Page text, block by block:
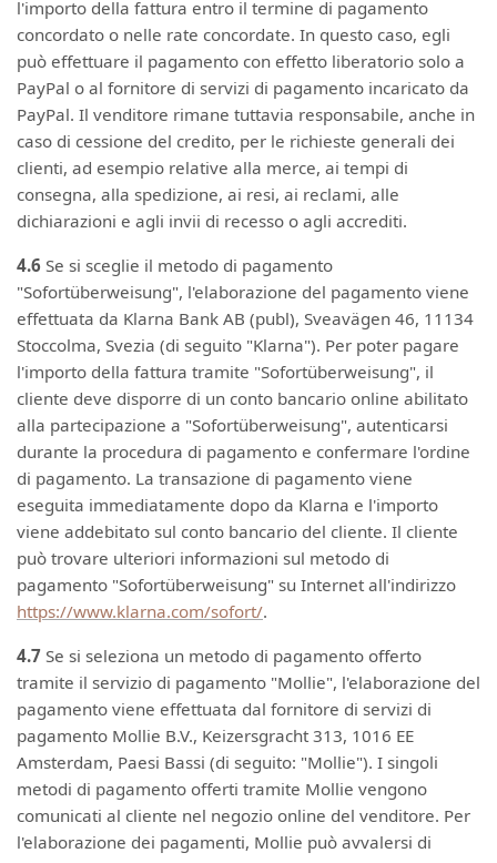
l'importo della fattura entro il termine di pagamento
concordato o nelle rate concordate. In questo caso, egli
può effettuare il pagamento con effetto liberatorio solo a
PayPal o al fornitore di servizi di pagamento incaricato da
PayPal. Il venditore rimane tuttavia responsabile, anche in
caso di cessione del credito, per le richieste generali dei
clienti, ad esempio relative alla merce, ai tempi di
consegna, alla spedizione, ai resi, ai reclami, alle
dichiarazioni e agli invii di recesso o agli accrediti.
4.6 Se si sceglie il metodo di pagamento
"Sofortüberweisung", l'elaborazione del pagamento viene
effettuata da Klarna Bank AB (publ), Sveavägen 46, 11134
Stoccolma, Svezia (di seguito "Klarna"). Per poter pagare
l'importo della fattura tramite "Sofortüberweisung", il
cliente deve disporre di un conto bancario online abilitato
alla partecipazione a "Sofortüberweisung", autenticarsi
durante la procedura di pagamento e confermare l'ordine
di pagamento. La transazione di pagamento viene
eseguita immediatamente dopo da Klarna e l'importo
viene addebitato sul conto bancario del cliente. Il cliente
può trovare ulteriori informazioni sul metodo di
pagamento "Sofortüberweisung" su Internet all'indirizzo
https://www.klarna.com/sofort/.
4.7 Se si seleziona un metodo di pagamento offerto
tramite il servizio di pagamento "Mollie", l'elaborazione del
pagamento viene effettuata dal fornitore di servizi di
pagamento Mollie B.V., Keizersgracht 313, 1016 EE
Amsterdam, Paesi Bassi (di seguito: "Mollie"). I singoli
metodi di pagamento offerti tramite Mollie vengono
comunicati al cliente nel negozio online del venditore. Per
l'elaborazione dei pagamenti, Mollie può avvalersi di